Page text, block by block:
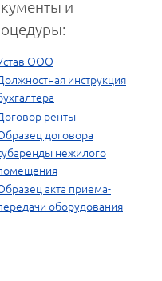
и
ООО
инструкция
ренты
договора
нежилого
акта приема-
оборудования